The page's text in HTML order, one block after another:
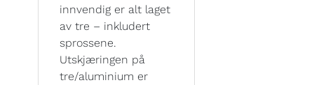
innvendig er alt laget
av tre – inkludert
sprossene.
Utskjæringen på
tre/aluminium er